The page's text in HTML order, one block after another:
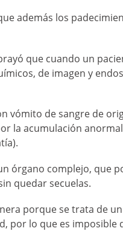
además los
que cuando un
de imagen y
vómito de sangre de
la acumulación
órgano complejo, que
quedar secuelas.
porque se trata de
por lo que es